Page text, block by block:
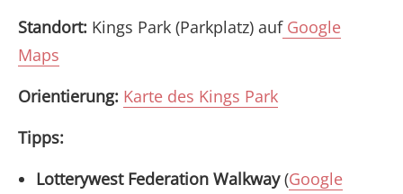
Standort: Kings Park (Parkplatz) auf Google
Maps
Orientierung: Karte des Kings Park
Tipps:
Lotterywest Federation Walkway(Google